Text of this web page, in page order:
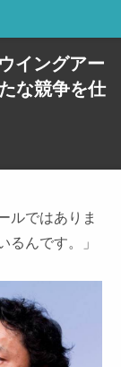
イングアー
な競争を仕
ルではありま
るんです。」